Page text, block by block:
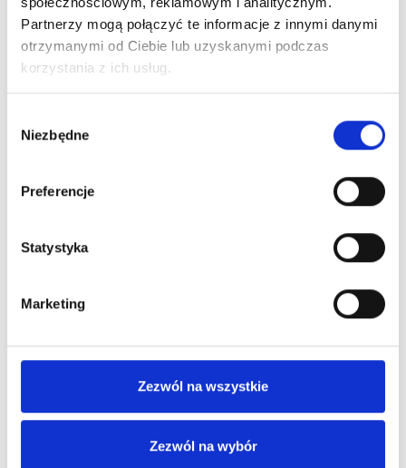
Partnerzy mogą połączyć te informacje z innymi danymi
otrzymanymi od Ciebie lub uzyskanymi podczas
korzystania z ich usług.
zgody
Niezbędne
Preferencje
Statystyka
Marketing
Zezwól na wszystkie
Zezwól na wybór
wymagane
Telefon
Zaznaczając „Wyślij” zgadzasz się na przetwarzanie
o naszej ofercie przez AMP Consulting sp. z o.o. zgodnie z
Polityką Prywatności